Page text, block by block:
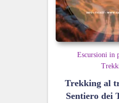
Escursioni in
Trekking al
Sentiero dei